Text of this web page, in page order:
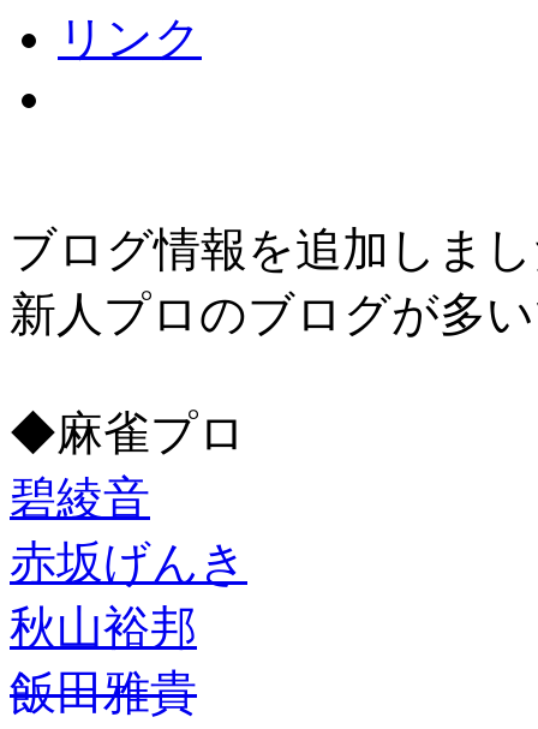
リンク
ブログ情報を追加しま
新人プロのブログが多
◆麻雀プロ
碧綾音
赤坂げんき
秋山裕邦
飯田雅貴